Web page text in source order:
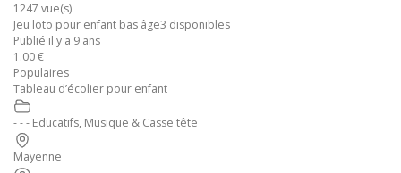
1247 vue(s)
Jeu loto pour enfant bas âge3 disponibles
Publié il y a 9 ans
1.00 €
Populaires
Tableau d’écolier pour enfant
- - - Educatifs, Musique & Casse tête
Mayenne